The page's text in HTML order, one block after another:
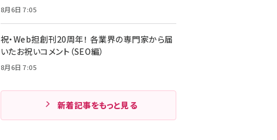
8月6日 7:05
祝・Web担創刊20周年！ 各業界の専門家から届
いたお祝いコメント（SEO編）
8月6日 7:05
新着記事をもっと見る